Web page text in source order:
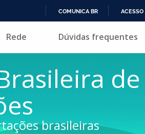
PARA
COMUNICA BR ACESSO
Rede Dúvidas frequentes
de
brasileiras